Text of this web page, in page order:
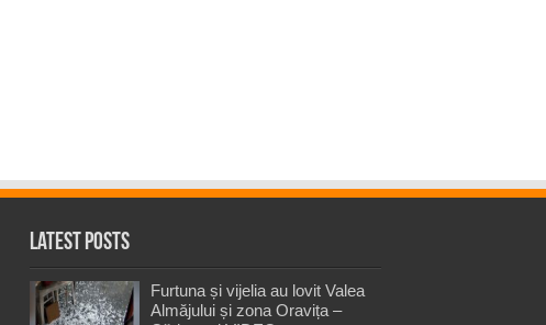
Latest Posts
Furtuna și vijelia au lovit Valea
Almăjului și zona Oravița –